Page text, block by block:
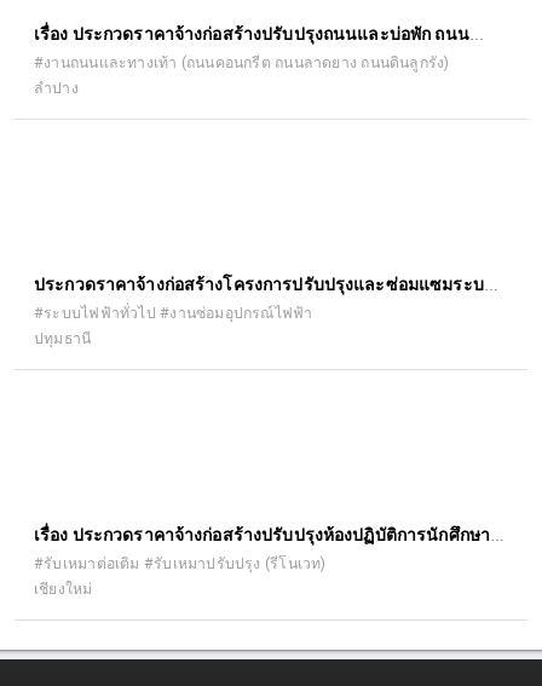
เรื่อง ประกวดราคาจ้างก่อสร้างปรับปรุงถนนและบ่อพัก ถนน
พหลโยธิน ซอย ๗ ด้วยวิธีประกวดราคาอิเล็กทรอนิกส์ (e-
bidding)
#งานถนนและทางเท้า (ถนนคอนกรีต ถนนลาดยาง ถนนดินลูกรัง)
ลำปาง
ประกวดราคาจ้างก่อสร้างโครงการปรับปรุงและซ่อมแซมระบบ
ไฟฟ้าส่องสว่าง ถนนเลียบคลอง ระบายน้ำที่ ๘ ซ้าย หมู่ที่ ๑ - หมู่ที่
๑๕ ตำบลคลองสาม อำเภอคลองหลวง จังหวัดปทุมธานี ตามแบบ
องค์การบริหารส่วนจังหวัดปทุมธานี ด้วยวิธีประกวดราคา
#ระบบไฟฟ้าทั่วไป #งานซ่อมอุปกรณ์ไฟฟ้า
ปทุมธานี
เรื่อง ประกวดราคาจ้างก่อสร้างปรับปรุงห้องปฏิบัติการนักศึกษา
บัณฑิตศึกษา อาคาร ๕ ชั้น ๓ คณะ เภสัชศาสตร์ ด้วยวิธีประกวด
ราคาอิเล็กทรอนิกส์ (e-bidding)
#รับเหมาต่อเติม #รับเหมาปรับปรุง (รีโนเวท)
เชียงใหม่